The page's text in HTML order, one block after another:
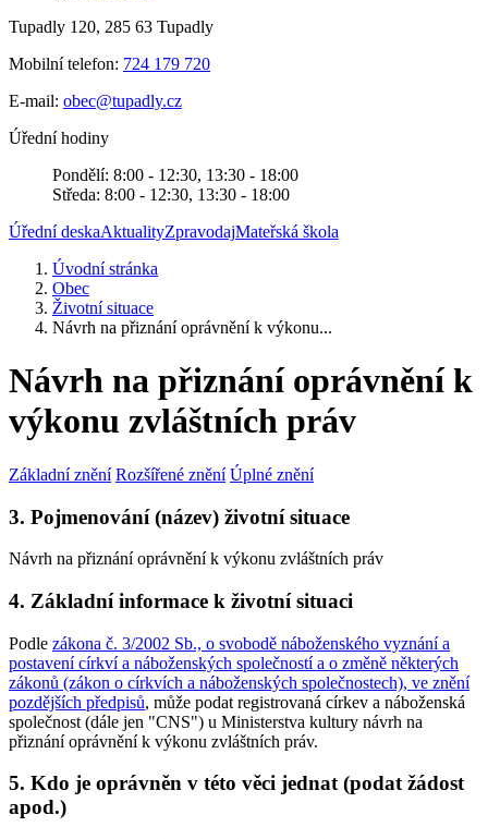
Tupadly 120, 285 63 Tupadly
Mobilní telefon: 724 179 720
E-mail: obec@tupadly.cz
Úřední hodiny
Pondělí: 8:00 - 12:30, 13:30 - 18:00
Středa: 8:00 - 12:30, 13:30 - 18:00
Úřední deskaAktualityZpravodajMateřská škola
Úvodní stránka
Obec
Životní situace
Návrh na přiznání oprávnění k výkonu...
Návrh na přiznání oprávnění k
výkonu zvláštních práv
Základní znění Rozšířené znění Úplné znění
3. Pojmenování (název) životní situace
Návrh na přiznání oprávnění k výkonu zvláštních práv
4. Základní informace k životní situaci
Podle zákona č. 3/2002 Sb., o svobodě náboženského vyznání a
postavení církví a náboženských společností a o změně některých
zákonů (zákon o církvích a náboženských společnostech), ve znění
pozdějších předpisů, může podat registrovaná církev a náboženská
společnost (dále jen "CNS") u Ministerstva kultury návrh na
přiznání oprávnění k výkonu zvláštních práv.
5. Kdo je oprávněn v této věci jednat (podat žádost
apod.)